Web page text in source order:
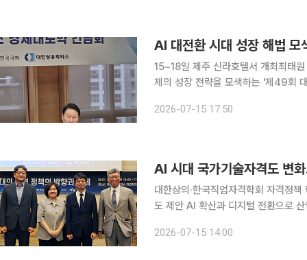
AI 대전환 시대 성장 해법
15~18일 제주 신라호텔서 개최최태원 AI 대담·정부·재계
제의 성장 전략을 모색하는 '제49회 대
로 열린다. 1974년 시작된 대한상의
2026-07-15 17:50
AI 시대 국가기술자격도 변
대한상의·한국직업자격학회 자격정
도 제안 AI 확산과 디지털 전환으로 산업 환경이 빠르게 변화하는 가운데 국가기술자격도 단순한 자
존 자격에 신기술 역량을 추가 인증
2026-07-15 14:00